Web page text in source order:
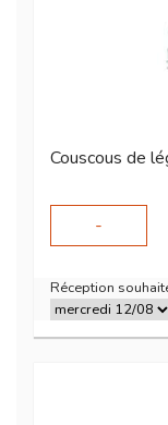
Couscous de
-
Réception